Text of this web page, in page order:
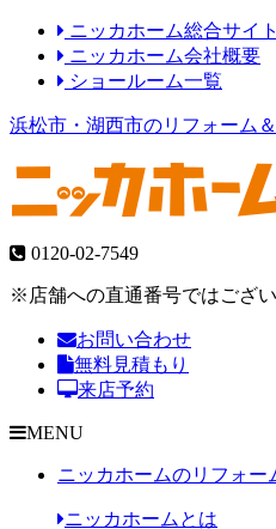
ニッカホーム総合サイト
ニッカホーム会社概要
ショールーム一覧
浜松市・湖西市のリフォーム
0120-02-7549
※店舗への直通番号ではござ
お問い合わせ
無料見積もり
来店予約
MENU
ニッカホームのリフォー
ニッカホームとは